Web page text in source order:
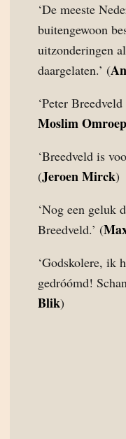
‘De meeste
buitengewoon
uitzonderingen
daargelaten.’ (
‘Peter
Moslim Omroep
‘Breedveld is
(Jeroen Mirck)
‘Nog een geluk
Breedveld.’ (
‘Godskolere, ik
gedróómd!
Blik)